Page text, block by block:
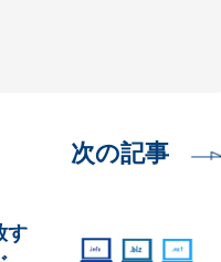
次の記事
す